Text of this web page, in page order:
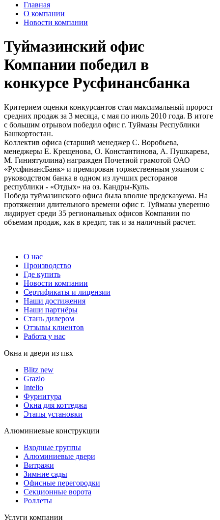
Главная
О компании
Новости компании
Туймазинский офис
Компании победил в
конкурсе Русфинансбанка
Критерием оценки конкурсантов стал максимальный пророст
средних продаж за 3 месяца, с мая по июль 2010 года. В итоге
с большим отрывом победил офис г. Туймазы Республики
Башкортостан.
Коллектив офиса (старший менеджер С. Воробьева,
менеджеры Е. Крещенова, О. Константинова, А. Пушкарева,
М. Гиниятуллина) награжден Почетной грамотой ОАО
«РусфинансБанк» и премирован торжественным ужином с
руководством банка в одном из лучших ресторанов
республики - «Отдых» на оз. Кандры-Куль.
Победа туймазинского офиса была вполне предсказуема. На
протяжении длительного времени офис г. Туймазы уверенно
лидирует среди 35 региональных офисов Компании по
объемам продаж, как в кредит, так и за наличный расчет.
О нас
Производство
Где купить
Новости компании
Сертификаты и лицензии
Наши достижения
Наши партнёры
Стань дилером
Отзывы клиентов
Работа у нас
Окна и двери из пвх
Blitz new
Grazio
Intelio
Фурнитура
Окна для коттеджа
Этапы установки
Алюминиевые конструкции
Входные группы
Алюминиевые двери
Витражи
Зимние сады
Офисные перегородки
Секционные ворота
Роллеты
Услуги компании